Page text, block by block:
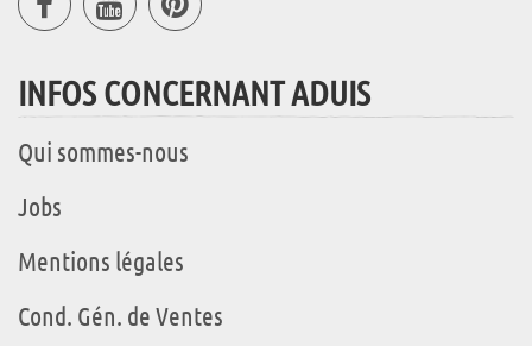
INFOS CONCERNANT ADUIS
Qui sommes-nous
Jobs
Mentions légales
Cond. Gén. de Ventes